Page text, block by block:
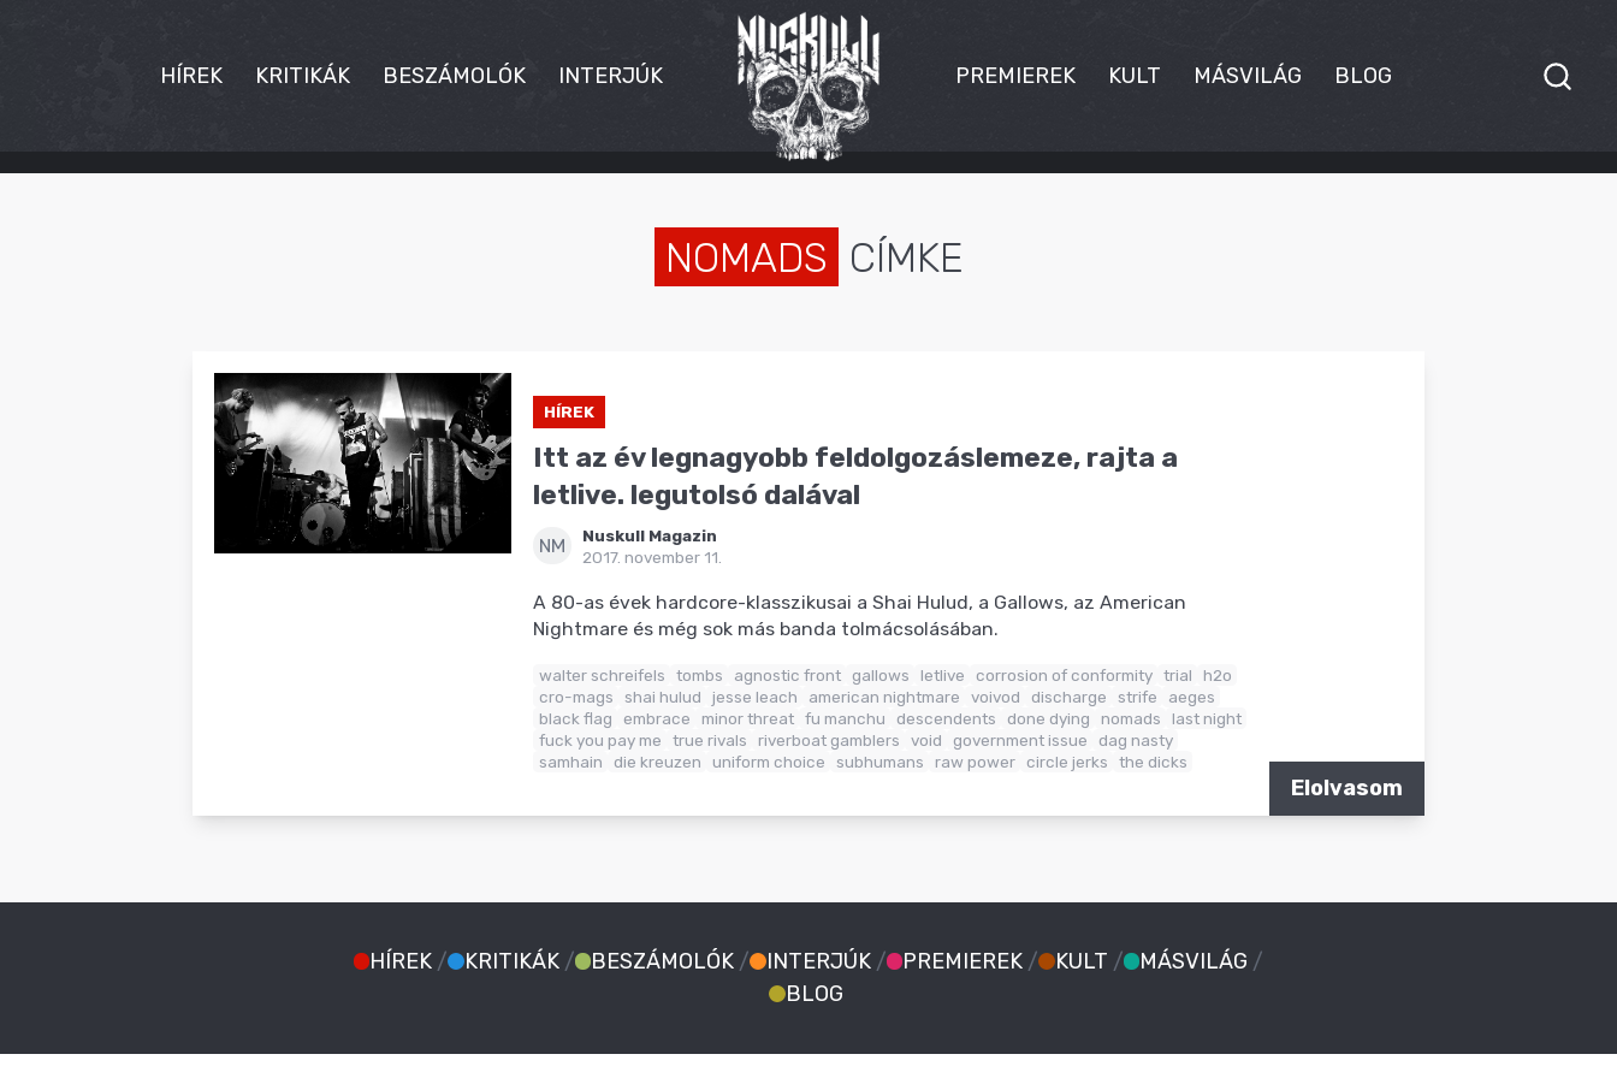
HÍREK KRITIKÁK BESZÁMOLÓK INTERJÚK PREMIEREK KULT MÁSVILÁG BLOG
HÍREK
NOMADS CÍMKE
HÍREK
Itt az év legnagyobb feldolgozáslemeze, rajta a
letlive. legutolsó dalával
NM
Nuskull Magazin
2017. november 11.
A 80-as évek hardcore-klasszikusai a Shai Hulud, a Gallows, az American
Nightmare és még sok más banda tolmácsolásában.
walter schreifels tombs agnostic front gallows letlive corrosion of conformity trial
h2o
cro-mags
shai hulud jesse leach american nightmare voivod discharge strife
aeges
black flag
embrace minor threat fu manchu descendents done dying nomads
last night
fuck you pay me
true rivals riverboat gamblers void government issue
dag nasty
samhain
die kreuzen uniform choice subhumans raw power circle jerks the dicks
Elolvasom
HÍREK / KRITIKÁK / BESZÁMOLÓK / INTERJÚK / PREMIEREK / KULT / MÁSVILÁG /
BLOG